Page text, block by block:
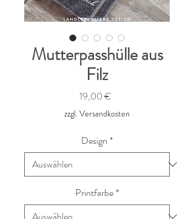
Mutterpasshülle aus
Filz
19,00 €
zzgl. Versandkosten
Design *
Printfarbe*